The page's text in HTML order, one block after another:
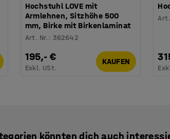
Hochstuhl LOVE mit
Armlehnen, Sitzhöhe 500
mm, Birke mit Birkenlaminat
Art. Nr. : 362642
195,- €
Exkl. USt.
KAUFEN
könnten dich auch